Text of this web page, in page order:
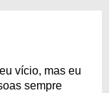
vício, mas eu
sempre